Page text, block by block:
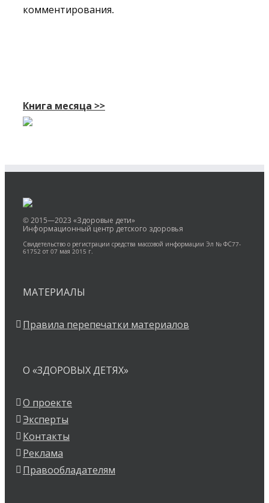
комментирования.
Книга месяца >>
© 2015—2023 «Здоровые дети»
Информационный центр детского здоровья
Свидетельство о регистрации средства массовой информации Эл № ФС77-
61752 от 07 мая 2015 г.
МАТЕРИАЛЫ
Правила перепечатки материалов
О «ЗДОРОВЫХ ДЕТЯХ»
О проекте
Эксперты
Контакты
Реклама
Правообладателям